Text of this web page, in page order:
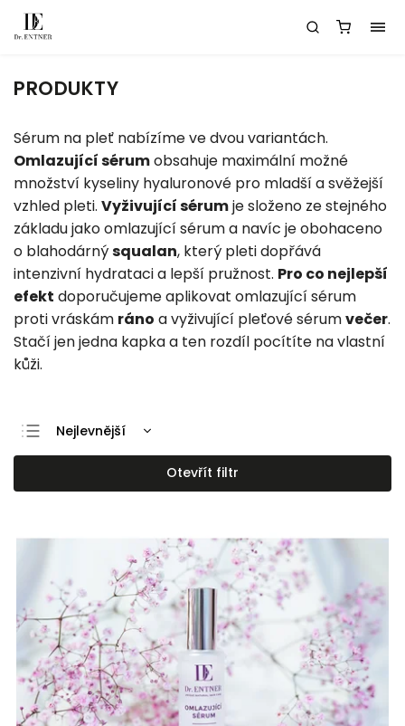
PRODUKTY
Sérum na pleť nabízíme ve dvou variantách.
Omlazující sérumobsahuje maximální možné
množství kyseliny hyaluronové pro mladší a svěžejší
vzhled pleti. Vyživující sérumje složeno ze stejného
základu jako omlazující sérum a navíc je obohaceno
o blahodárnýsqualan, který pleti dopřává
intenzivní hydrataci a lepší pružnost. Pro co nejlepší
efekt doporučujeme aplikovat omlazující sérum
proti vráskám ráno a vyživující pleťové sérumvečer.
Stačí jen jedna kapka a ten rozdíl pocítíte na vlastní
kůži.
Nejlevnější
Nejdražší
Nejprodávanější
Otevřít filtr